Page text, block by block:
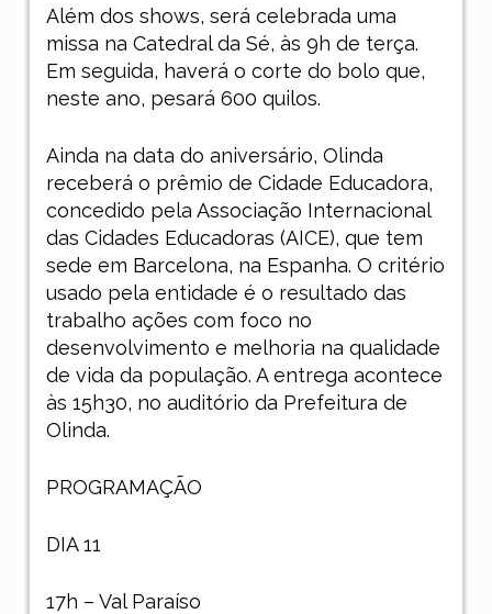
Além dos shows, será celebrada uma
missa na Catedral da Sé, às 9h de terça.
Em seguida, haverá o corte do bolo que,
neste ano, pesará 600 quilos.
Ainda na data do aniversário, Olinda
receberá o prêmio de Cidade Educadora,
concedido pela Associação Internacional
das Cidades Educadoras (AICE), que tem
sede em Barcelona, na Espanha. O critério
usado pela entidade é o resultado das
trabalho ações com foco no
desenvolvimento e melhoria na qualidade
de vida da população. A entrega acontece
às 15h30, no auditório da Prefeitura de
Olinda.
PROGRAMAÇÃO
DIA 11
17h – Val Paraíso